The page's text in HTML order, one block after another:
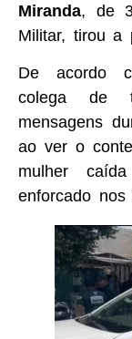
Miranda, de
Militar, tirou a
De acordo
colega de
mensagens
ao ver o
mulher
enforcado